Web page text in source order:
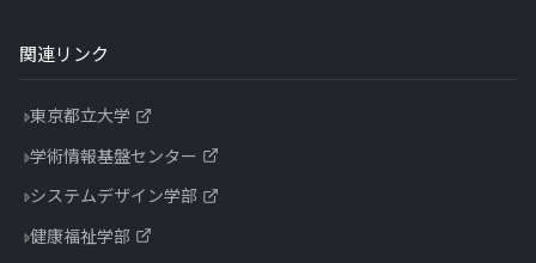
関連リンク
東京都立大学
学術情報基盤センター
システムデザイン学部
健康福祉学部